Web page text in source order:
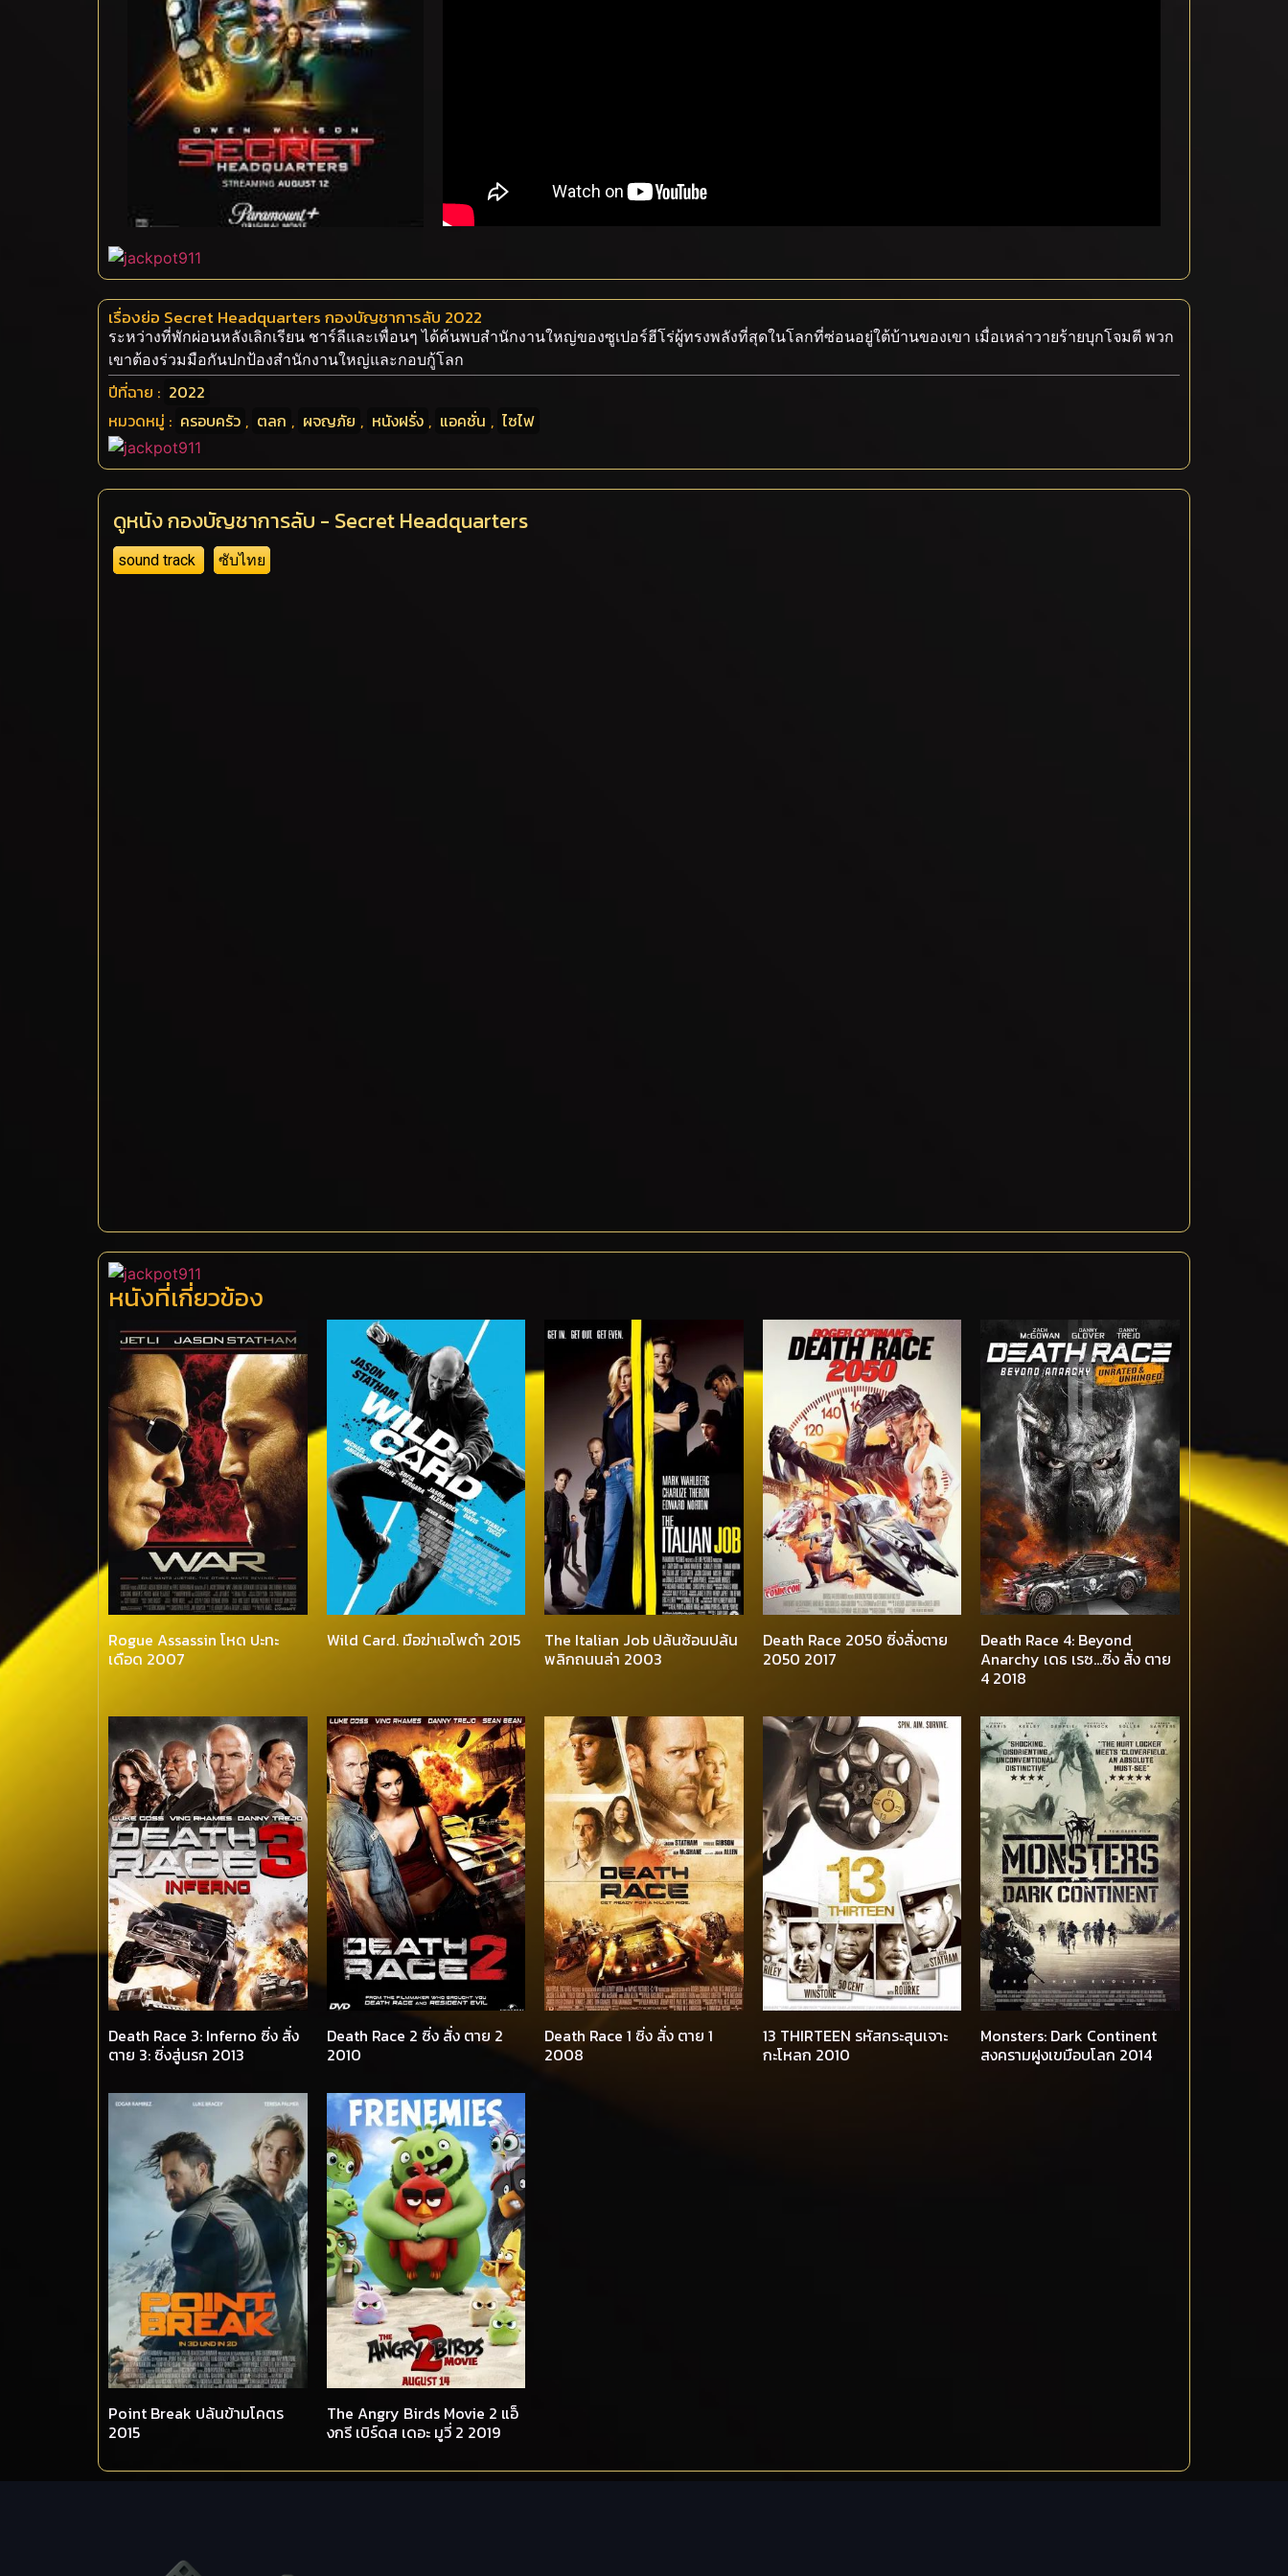
เรื่องย่อ Secret Headquarters กองบัญชาการลับ 2022
ระหว่างที่พักผ่อนหลังเลิกเรียน ชาร์ลีและเพื่อนๆ ได้ค้นพบสำนักงานใหญ่ของซูเปอร์ฮีโร่ผู้ทรงพลังที่สุดในโลกที่ซ่อนอยู่ใต้บ้านของเขา เมื่อเหล่าวายร้ายบุกโจมตี พวก
เขาต้องร่วมมือกันปกป้องสำนักงานใหญ่และกอบกู้โลก
ปีที่ฉาย : 2022
หมวดหมู่ : ครอบครัว , ตลก , ผจญภัย , หนังฝรั่ง , แอคชั่น , ไซไฟ
ดูหนัง กองบัญชาการลับ - Secret Headquarters
sound track ซับไทย
หนังที่เกี่ยวข้อง
Rogue Assassin โหด ปะทะ
เดือด 2007
Wild Card. มือฆ่าเอโพดำ 2015
The Italian Job ปล้นซ้อนปล้น
พลิกถนนล่า 2003
Death Race 2050 ซิ่งสั่งตาย
2050 2017
Death Race 4: Beyond
Anarchy เดธ เรซ…ซิ่ง สั่ง ตาย
4 2018
Death Race 3: Inferno ซิ่ง สั่ง
ตาย 3: ซิ่งสู่นรก 2013
Death Race 2 ซิ่ง สั่ง ตาย 2
2010
Death Race 1 ซิ่ง สั่ง ตาย 1
2008
13 THIRTEEN รหัสกระสุนเจาะ
กะโหลก 2010
Monsters: Dark Continent
สงครามฝูงเขมือบโลก 2014
Point Break ปล้นข้ามโคตร
2015
The Angry Birds Movie 2 แอ็
งกรี เบิร์ดส เดอะ มูวี่ 2 2019